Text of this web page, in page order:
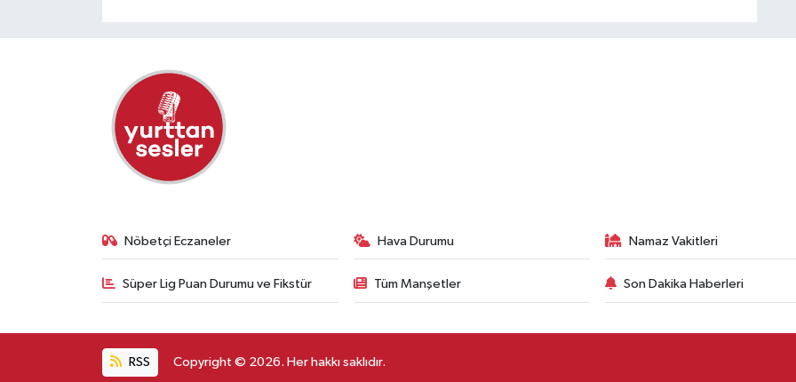
Nöbetçi Eczaneler Hava Durumu Namaz Vakitleri
Süper Lig Puan Durumu ve Fikstür Tüm Manşetler Son Dakika Haberleri
RSS Copyright © 2026. Her hakkı saklıdır.